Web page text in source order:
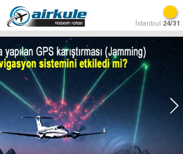
İstanbul 24/31